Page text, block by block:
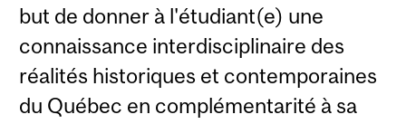
but de donner à l'étudiant(e) une
connaissance interdisciplinaire des
réalités historiques et contemporaines
du Québec en complémentarité à sa